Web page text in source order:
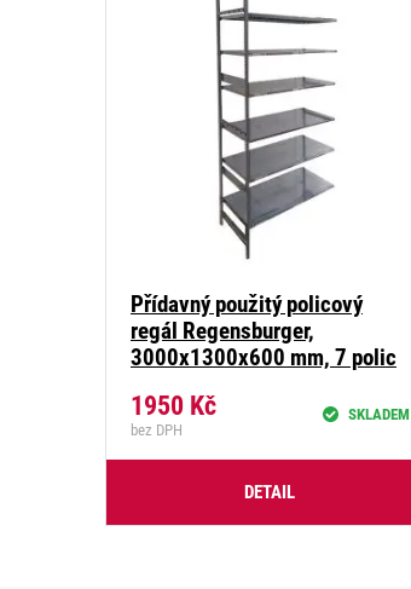
Přídavný použitý policový
regál Regensburger,
3000x1300x600 mm, 7 polic
1950 Kč
bez DPH
SKLADEM
DETAIL